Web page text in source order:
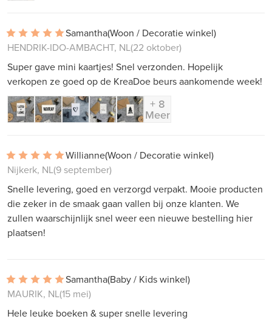
Samantha(Woon / Decoratie winkel)
HENDRIK-IDO-AMBACHT, NL(22 oktober)
Super gave mini kaartjes! Snel verzonden. Hopelijk
verkopen ze goed op de KreaDoe beurs aankomende week!
+ 8
Meer
Willianne(Woon / Decoratie winkel)
Nijkerk, NL(9 september)
Snelle levering, goed en verzorgd verpakt. Mooie producten
die zeker in de smaak gaan vallen bij onze klanten. We
zullen waarschijnlijk snel weer een nieuwe bestelling hier
plaatsen!
Samantha(Baby / Kids winkel)
MAURIK, NL(15 mei)
Hele leuke boeken & super snelle levering